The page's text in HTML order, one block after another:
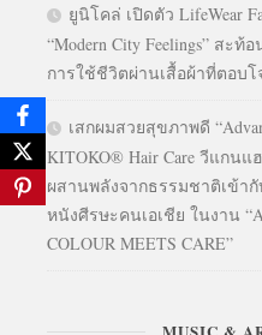
ยูนิโคล่ เปิดตัว LifeWear
“Modern City Feelings” สะ
การใช้ชีวิตผ่านเสื้อผ้าที่ตอบ
เสกผมสวยสุขภาพดี
KITOKO® Hair Care วีแกน
ผสานพลังจากธรรมชาติเข้า
หนังศีรษะคนเอเชีย ในงาน
COLOUR MEETS CARE”